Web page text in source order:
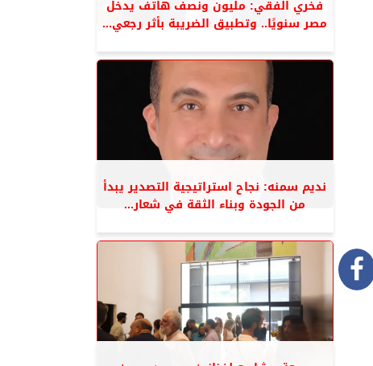
فخري الفقي: مليون ونصف هاتف يدخل
مصر سنويًا.. وتطبيق الضريبة بأثر رجعي...
نديم سمنه: نجاح استراتيجية التصدير يبدأ
من الجودة وبناء الثقة في شعار...